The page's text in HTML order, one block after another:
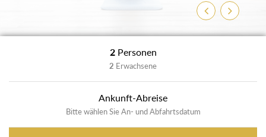
ZurückWeiter
2 Personen
2 Erwachsene
Ankunft-Abreise
Bitte wählen Sie An- und Abfahrtsdatum